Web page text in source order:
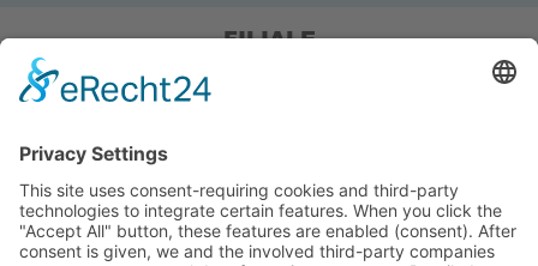
FILIALE
Pieper Grillshop-24/Golf
Sandstraße 14-18
Pieper Zelt/Boot/Camping
Rockwoolstr. 35
45966 Gladbeck